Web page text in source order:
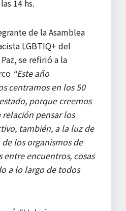
14 hs.
de la Asamblea
LGBTIQ+ del
se refirió a la
“Este año
centramos en los 50
porque creemos
pensar los
también, a la luz de
los organismos de
entre encuentros, cosas
a lo largo de todos